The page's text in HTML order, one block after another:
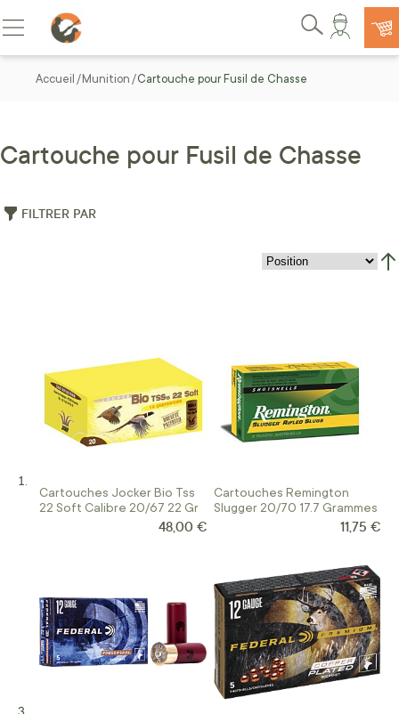
Allez au contenu
Basculer la navigation
Rechercher
Accueil Munition Cartouche pour Fusil de Chasse
Cartouche pour Fusil de Chasse
FILTRER PAR
Cartouches Jocker Bio Tss
22 Soft Calibre 20/67 22 Gr
48,00 €
Cartouches Remington
Slugger 20/70 17.7 Grammes
11,75 €